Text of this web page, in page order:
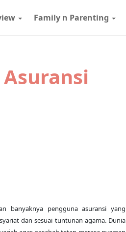
Family n Parenting
banyaknya pengguna asuransi yang
dan sesuai tuntunan agama. Dunia